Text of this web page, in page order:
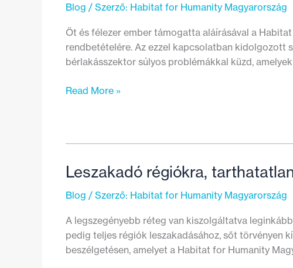
Blog / Szerző: Habitat for Humanity Magyarország
Öt és félezer ember támogatta aláírásával a
rendbetételére. Az ezzel kapcsolatban kidolgozott
bérlakásszektor súlyos problémákkal küzd,
A
javaslatcsomagja
Read More »
Leszakadó régiókra,
Blog / Szerző: Habitat for Humanity Magyarország
A legszegényebb réteg van kiszolgáltatva
pedig teljes régiók leszakadásához, sőt törvényen
beszélgetésen, amelyet a Habitat for Humanity